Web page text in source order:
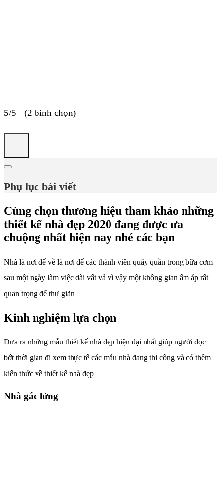
5/5 - (2 bình chọn)
Phụ lục bài viết
Cùng chọn thương hiệu tham khảo những
thiết kế nhà đẹp 2020 đang được ưa
chuộng nhất hiện nay nhé các bạn
Nhà là nơi để về là nơi để các thành viên quây quần trong bữa cơm
sau một ngày làm việc dài vất vả vì vậy một không gian ấm áp rất
quan trọng để thư giãn
Kinh nghiệm lựa chọn
Đưa ra những mẫu thiết kế nhà đẹp hiện đại nhất giúp người đọc
bớt thời gian đi xem thực tế các mẫu nhà đang thi công và có thêm
kiến thức về thiết kế nhà đẹp
Nhà gác lửng